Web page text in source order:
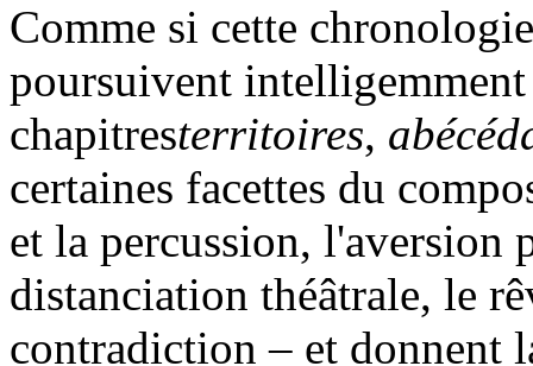
Comme si cette
poursuivent
chapitresterritoires,
certaines facettes du
et la percussion, l'aversion
distanciation théâtrale, le
contradiction – et donnent